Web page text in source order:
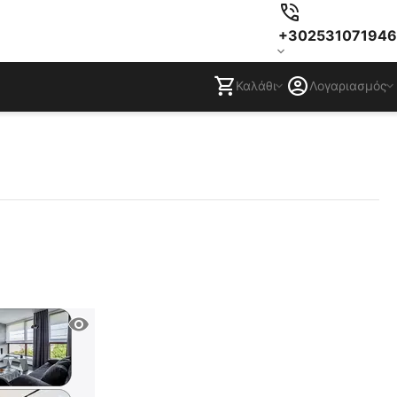
+302531071946
Καλάθι Λογαριασμός